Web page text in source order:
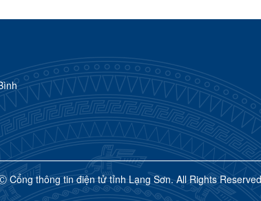
Cổng thông tin điện tử tỉnh Lạng Sơn. All Rights Reserved